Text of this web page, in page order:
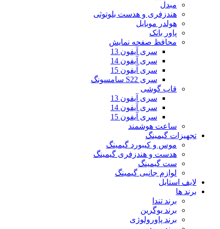
مبدل
هندزفری و هدست بلوتوثی
هولدر موبایل
پاور بانک
محافظ صفحه نمایش
سری آیفون 13
سری آیفون 14
سری آیفون 15
سری S22 سامسونگ
قاب گوشی
سری آیفون 13
سری آیفون 14
سری آیفون 15
ساعت هوشمند
تجهیزات گیمینگ
موس و کیبورد گیمینگ
هدست و هندزفری گیمینگ
ست گیمینگ
لوازم جانبی گیمینگ
لایف استایل
برند ها
برند تندا
برند یوگرین
برند پاورولوژی